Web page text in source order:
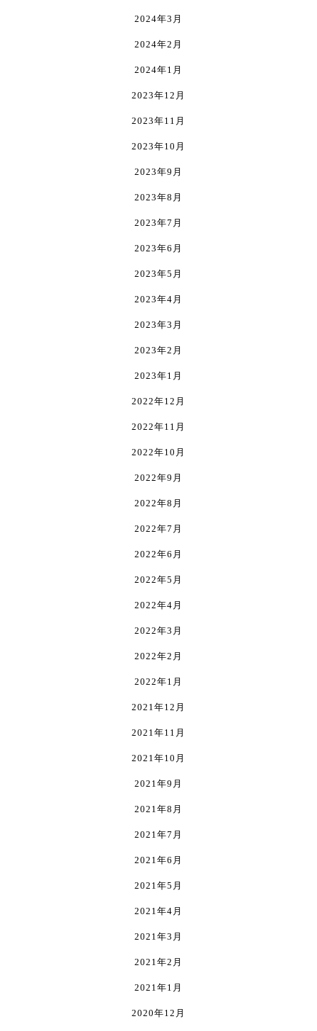
2024年3月
2024年2月
2024年1月
2023年12月
2023年11月
2023年10月
2023年9月
2023年8月
2023年7月
2023年6月
2023年5月
2023年4月
2023年3月
2023年2月
2023年1月
2022年12月
2022年11月
2022年10月
2022年9月
2022年8月
2022年7月
2022年6月
2022年5月
2022年4月
2022年3月
2022年2月
2022年1月
2021年12月
2021年11月
2021年10月
2021年9月
2021年8月
2021年7月
2021年6月
2021年5月
2021年4月
2021年3月
2021年2月
2021年1月
2020年12月